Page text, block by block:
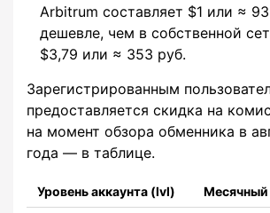
Arbitrum составляет $1 или ≈
дешевле, чем в собственной
$3,79 или ≈ 353 руб.
Зарегистрированным
предоставляется скидка на
на момент обзора обменника в
года — в таблице.
Уровень аккаунта (lvl) Месячный